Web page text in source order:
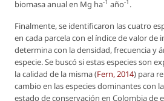
biomasa anual en Mg ha-1 año-1 .
Finalmente, se identificaron las cuatro
en cada parcela con el índice de valor de
determina con la densidad, frecuencia y
especie. Se buscó si estas especies son
la calidad de la misma (Fern, 2014) para
cambio en las especies dominantes con
estado de conservación en Colombia de